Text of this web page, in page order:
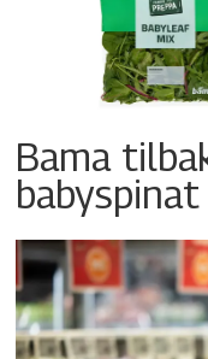
Bama